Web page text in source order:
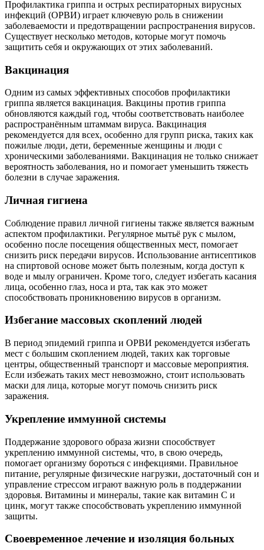
Профилактика гриппа и острых респираторных вирусных
инфекций (ОРВИ) играет ключевую роль в снижении
заболеваемости и предотвращении распространения вирусов.
Существует несколько методов, которые могут помочь
защитить себя и окружающих от этих заболеваний.
Вакцинация
Одним из самых эффективных способов профилактики
гриппа является вакцинация. Вакцины против гриппа
обновляются каждый год, чтобы соответствовать наиболее
распространённым штаммам вируса. Вакцинация
рекомендуется для всех, особенно для групп риска, таких как
пожилые люди, дети, беременные женщины и люди с
хроническими заболеваниями. Вакцинация не только снижает
вероятность заболевания, но и помогает уменьшить тяжесть
болезни в случае заражения.
Личная гигиена
Соблюдение правил личной гигиены также является важным
аспектом профилактики. Регулярное мытьё рук с мылом,
особенно после посещения общественных мест, помогает
снизить риск передачи вирусов. Использование антисептиков
на спиртовой основе может быть полезным, когда доступ к
воде и мылу ограничен. Кроме того, следует избегать касания
лица, особенно глаз, носа и рта, так как это может
способствовать проникновению вирусов в организм.
Избегание массовых скоплений людей
В период эпидемий гриппа и ОРВИ рекомендуется избегать
мест с большим скоплением людей, таких как торговые
центры, общественный транспорт и массовые мероприятия.
Если избежать таких мест невозможно, стоит использовать
маски для лица, которые могут помочь снизить риск
заражения.
Укрепление иммунной системы
Поддержание здорового образа жизни способствует
укреплению иммунной системы, что, в свою очередь,
помогает организму бороться с инфекциями. Правильное
питание, регулярные физические нагрузки, достаточный сон и
управление стрессом играют важную роль в поддержании
здоровья. Витамины и минералы, такие как витамин C и
цинк, могут также способствовать укреплению иммунной
защиты.
Своевременное лечение и изоляция больных